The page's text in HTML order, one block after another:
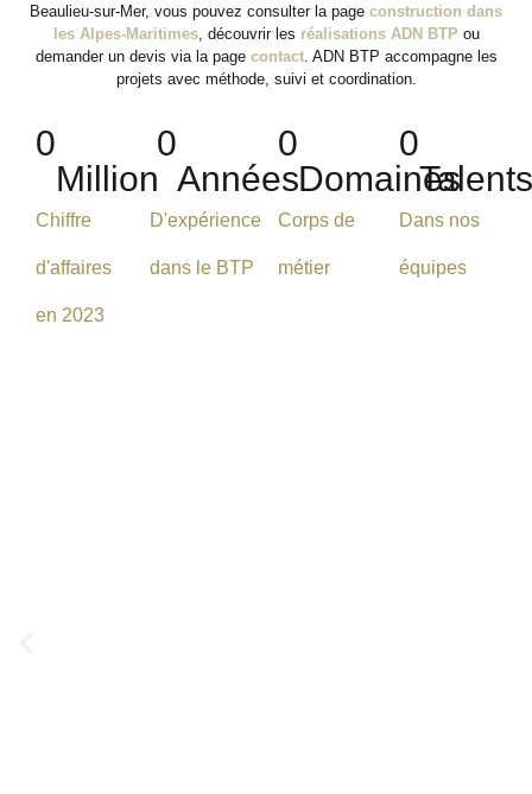
Beaulieu-sur-Mer, vous pouvez consulter la page construction dans
les Alpes-Maritimes, découvrir les réalisations ADN BTP ou
demander un devis via la page contact. ADN BTP accompagne les
projets avec méthode, suivi et coordination.
Chiffre
d'affaires
en 2023
0
Million
D'expérience
dans le BTP
0
Années
Corps de
métier
0
Domaines
Dans nos
équipes
0
Talents